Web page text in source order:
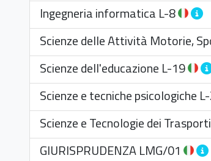
Ingegneria informatica L-8
Scienze delle Attività Motorie,
Scienze dell'educazione L-19
Scienze e tecniche psicologiche
Scienze e Tecnologie dei Trasporti
GIURISPRUDENZALMG/01